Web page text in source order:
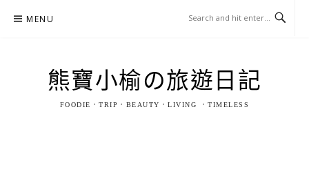
MENU
熊寶小榆の旅遊日記
FOODIE．TRIP．BEAUTY．LIVING ．TIMELESS